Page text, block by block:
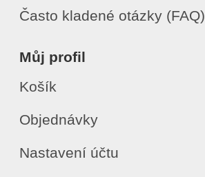
Často kladené otázky (FAQ)
Můj profil
Košík
Objednávky
Nastavení účtu